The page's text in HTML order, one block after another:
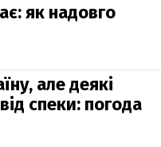
як надовго
але деякі
спеки: погода